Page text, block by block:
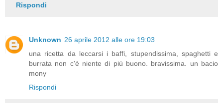
Rispondi
Unknown 26 aprile 2012 alle ore 19:03
una ricetta da leccarsi i baffi, stupendissima, spaghetti e
burrata non c'è niente di più buono. bravissima. un bacio
mony
Rispondi